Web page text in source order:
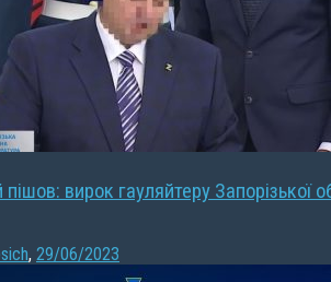
вирок гауляйтеру Запорізької
, 29/06/2023